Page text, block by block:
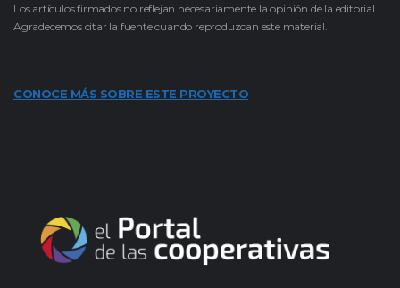
Los artículos firmados no reflejan necesariamente la opinión de la editorial.
Agradecemos citar la fuente cuando reproduzcan este material.
CONOCE MÁS SOBRE ESTE PROYECTO